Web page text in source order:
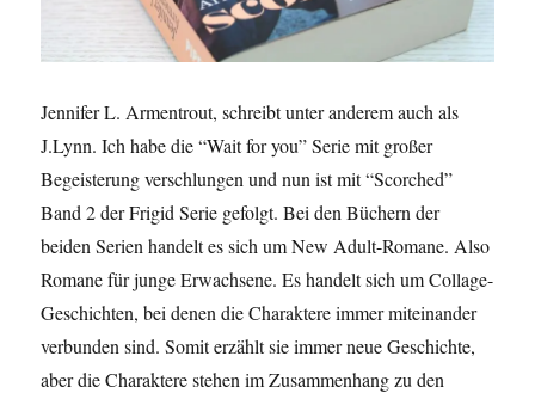
Jennifer L. Armentrout, schreibt unter anderem auch als
J.Lynn. Ich habe die “Wait for you” Serie mit großer
Begeisterung verschlungen und nun ist mit “Scorched”
Band 2 der Frigid Serie gefolgt. Bei den Büchern der
beiden Serien handelt es sich um New Adult-Romane. Also
Romane für junge Erwachsene. Es handelt sich um Collage-
Geschichten, bei denen die Charaktere immer miteinander
verbunden sind. Somit erzählt sie immer neue Geschichte,
aber die Charaktere stehen im Zusammenhang zu den